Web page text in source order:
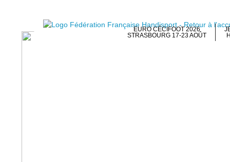
EURO CÉCIFOOT 2026
STRASBOURG 17-23 AOÛT